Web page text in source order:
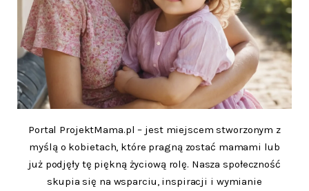
Portal ProjektMama.pl – jest miejscem stworzonym z
myślą o kobietach, które pragną zostać mamami lub
już podjęły tę piękną życiową rolę. Nasza społeczność
skupia się na wsparciu, inspiracji i wymianie